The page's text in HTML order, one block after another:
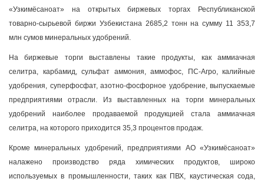
«Узкимёсаноат» на открытых биржевых торгах Республиканской
товарно-сырьевой биржи Узбекистана 2685,2 тонн на сумму 11 353,7
млн сумов минеральных удобрений.
На биржевые торги выставлены такие продукты, как аммиачная
селитра, карбамид, сульфат аммония, аммофос, ПС-Агро, калийные
удобрения, суперфосфат, азотно-фосфорное удобрение, выпускаемые
предприятиями отрасли. Из выставленных на торги минеральных
удобрений наиболее продаваемой продукцией стала аммиачная
селитра, на которого приходится 35,3 процентов продаж.
Кроме минеральных удобрений, предприятиями АО «Узкимёсаноат»
налажено производство ряда химических продуктов, широко
используемых в промышленности, таких как ПВХ, каустическая сода,